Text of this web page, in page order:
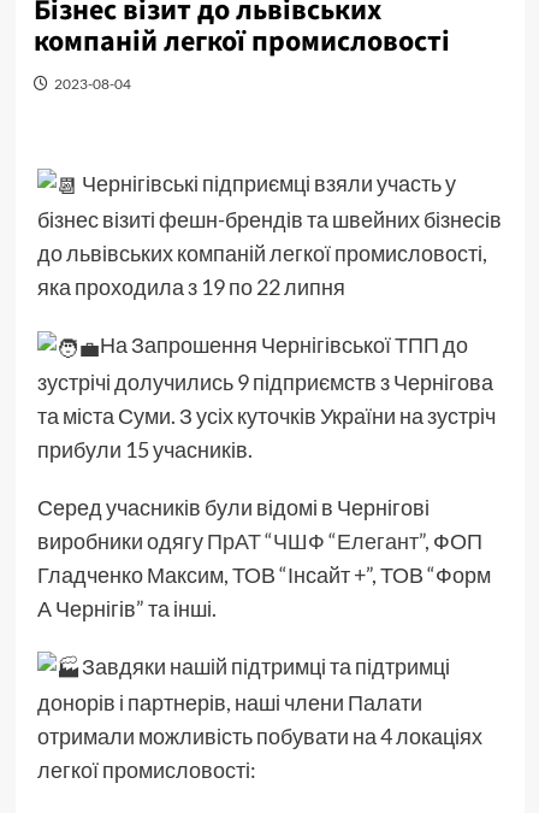
Бізнес візит до львівських
компаній легкої промисловості
2023-08-04
Чернігівські підприємці взяли участь у
бізнес візиті фешн-брендів та швейних бізнесів
до львівських компаній легкої промисловості,
яка проходила з 19 по 22 липня
На Запрошення Чернігівської ТПП до
зустрічі долучились 9 підприємств з Чернігова
та міста Суми. З усіх куточків України на зустріч
прибули 15 учасників.
Серед учасників були відомі в Чернігові
виробники одягуПрАТ “ЧШФ “Елегант”, ФОП
Гладченко Максим, ТОВ “Інсайт +”, ТОВ “Форм
А Чернігів” та інші.
Завдяки нашій підтримці та підтримці
донорів і партнерів, наші члени Палати
отримали можливість побувати на 4 локаціях
легкої промисловості: